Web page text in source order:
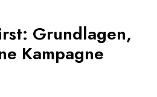
Grundlagen,
Kampagne